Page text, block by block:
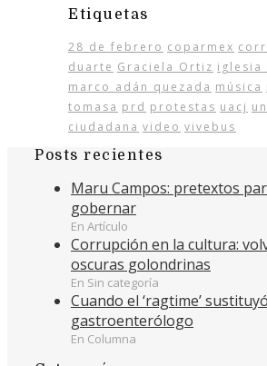
Etiquetas
28 de febrero coparmex
duarte Graciela Ortiz iglesia
marco adán quezada música
tomasa prd protestas uacj
ciudadana video vivebus
Posts recientes
Maru Campos: pretextos
gobernar
En Artículo
Corrupción en la cultura:
oscuras golondrinas
En Sin categoría
Cuando el ‘ragtime’
gastroenterólogo
En Columna